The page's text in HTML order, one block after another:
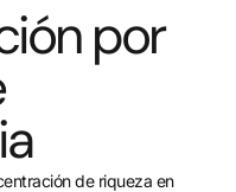
por
de riqueza en